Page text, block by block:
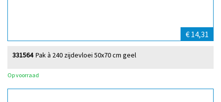
€ 14,31
Pak à 240 zijdevloei 50x70 cm geel
331564
Op voorraad